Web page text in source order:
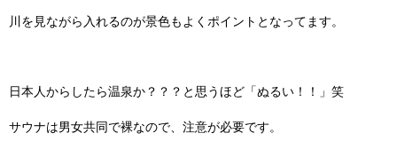
川を見ながら入れるのが景色もよくポイントとなってます。
日本人からしたら温泉か？？？と思うほど「ぬるい！！」笑
サウナは男女共同で裸なので、注意が必要です。